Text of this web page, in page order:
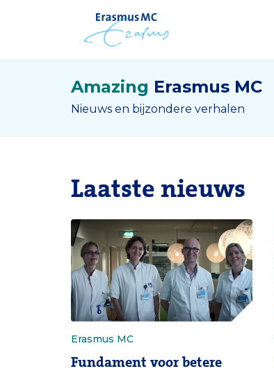
Amazing Erasmus MC
Nieuws en bijzondere verhalen
Laatste nieuws
Erasmus MC
Fundament voor betere